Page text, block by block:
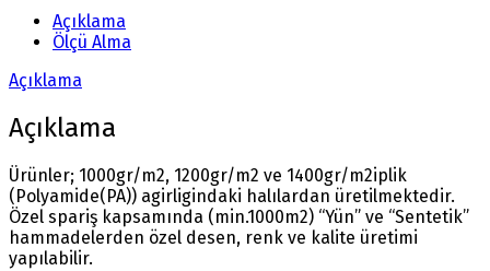
Açıklama
Ölçü Alma
Açıklama
Açıklama
Ürünler; 1000gr/m2, 1200gr/m2 ve 1400gr/m2iplik
(Polyamide(PA)) agirligindaki halılardan üretilmektedir.
Özel spariş kapsamında (min.1000m2) “Yün” ve “Sentetik”
hammadelerden özel desen, renk ve kalite üretimi
yapılabilir.